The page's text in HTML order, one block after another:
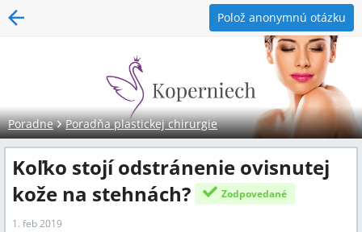
Polož anonymnú otázku
Poradne Poradňa plastickej chirurgie
Koľko stojí odstránenie ovisnutej
kože na stehnách?
Zodpovedané
1. feb 2019